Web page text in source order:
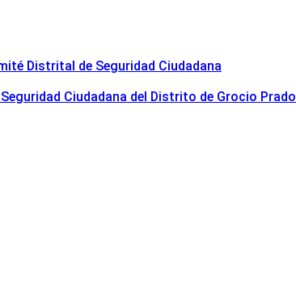
Distrital de Seguridad Ciudadana
Ciudadana del Distrito de Grocio Prado